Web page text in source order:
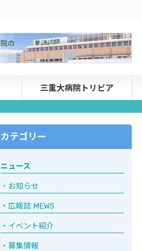
三重大病院トリビア
カテゴリー
ニュース
お知らせ
広報誌 MEWS
イベント紹介
募集情報